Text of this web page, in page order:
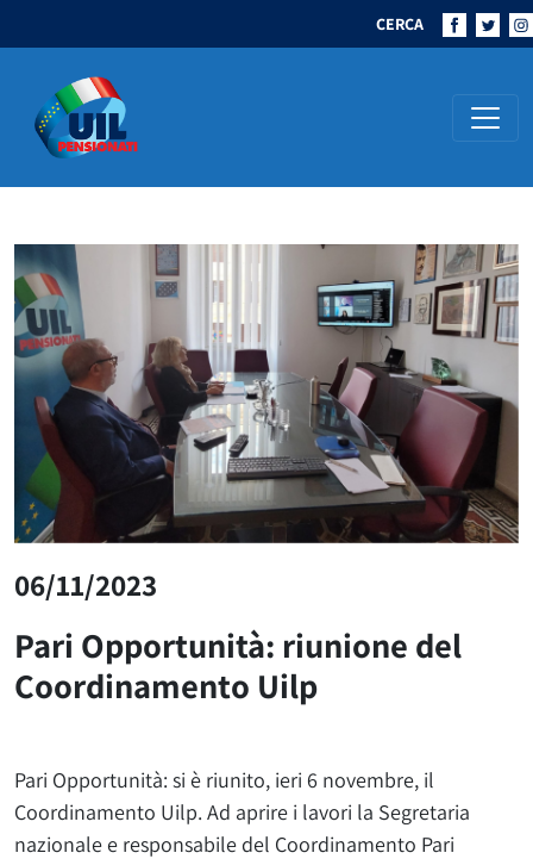
CERCA
Navigazione principale
06/11/2023
Pari Opportunità: riunione del
Coordinamento Uilp
Pari Opportunità: si è riunito, ieri 6 novembre, il
Coordinamento Uilp. Ad aprire i lavori la Segretaria
nazionale e responsabile del Coordinamento Pari